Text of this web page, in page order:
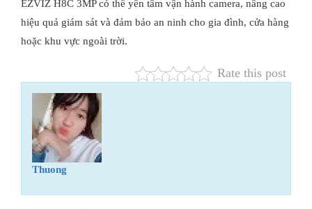
EZVIZ H8C 3MP có thể yên tâm vận hành camera, nâng cao
hiệu quả giám sát và đảm bảo an ninh cho gia đình, cửa hàng
hoặc khu vực ngoài trời.
Rate this post
Thuong